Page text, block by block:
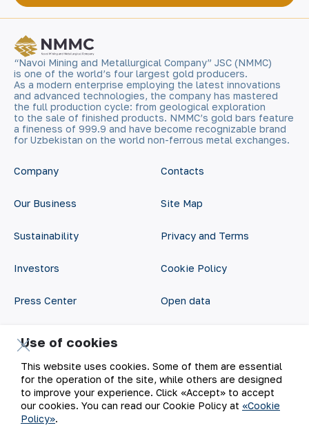
“Navoi Mining and Metallurgical Company” JSC (NMMC)
is one of the world’s four largest gold producers.
As a modern enterprise employing the latest innovations
and advanced technologies, the company has mastered
the full production cycle: from geological exploration
to the sale of finished products. NMMC’s gold bars feature
a fineness of 999.9 and have become recognizable brand
for Uzbekistan on the world non-ferrous metal exchanges.
Company
Our Business
Sustainability
Investors
Press Center
Digital government
Contacts
Site Map
Privacy and Terms
Cookie Policy
Open data
Use of cookies
This website uses cookies. Some of them are essential
for the operation of the site, while others are designed
to improve your experience. Click «Accept» to accept
our cookies. You can read our Cookie Policy at «Cookie
Policy».